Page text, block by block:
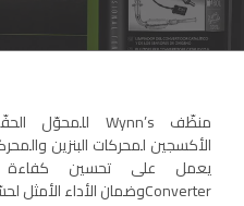
Converterوضمان الأداء الأمثل لحسّاسات لامبدا (الأكسجين).